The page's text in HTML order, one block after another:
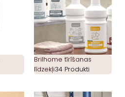
Brilhome tīrīšanas
līdzekļi34 Produkti